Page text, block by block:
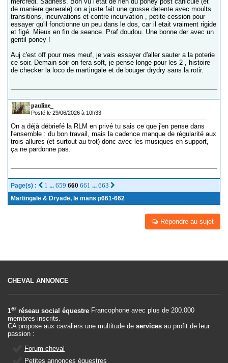
de maniere generale) on a juste fait une grosse detente avec moults
transitions, incurvations et contre incurvation , petite cession pour
essayer qu'il fonctionne un peu dans le dos, car il etait vraiment rigide
et figé. Mieux en fin de seance. Praf doudou. Une bonne der avec un
gentil poney !
Auj c'est off pour mes meuf, je vais essayer d'aller sauter a la poterie
ce soir. Demain soir on fera soft, je pense longe pour les 2 , histoire
de checker la loco de martingale et de bouger drydry sans la rotir.
pauline_
Posté le 29/06/2026 à 10h33
On a déjà débriefé la RLM en privé tu sais ce que j'en pense dans
l'ensemble : du bon travail, mais la cadence manque de régularité aux
trois allures (et surtout au trot) donc avec les musiques en support,
ça ne pardonne pas.
Page(s) : 1 ... 659 660 661 ... 663
Martingale & Dryade, le mans p661-662
Répondre au sujet
CHEVAL ANNONCE
1er réseau social équestre Francophone avec plus de 200.000
membres inscrits.
CA propose aux cavaliers une multitude de services au profit de leur
passion :
Forum cheval
Petites annonces équestres